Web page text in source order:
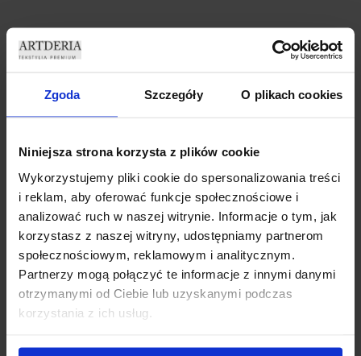
Zgoda Szczegóły O plikach cookies
Niniejsza strona korzysta z plików cookie
Wykorzystujemy pliki cookie do spersonalizowania treści
i reklam, aby oferować funkcje społecznościowe i
analizować ruch w naszej witrynie. Informacje o tym, jak
korzystasz z naszej witryny, udostępniamy partnerom
społecznościowym, reklamowym i analitycznym.
Partnerzy mogą połączyć te informacje z innymi danymi
otrzymanymi od Ciebie lub uzyskanymi podczas
korzystania z ich usług.
MARMUR 140×250 CM
PRZELOTKA ZASŁONA
69,99
Dodaj do koszyka
METOR Z KRYSZTAŁKAMI
CYRKONIE 140×250 CZARNY
69,99 zł
ZASŁONY WELUROWE METOR
DEKORACYJNE
PINK